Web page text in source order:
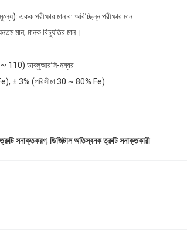
একক পরীক্ষার মান বা অবিচ্ছিন্ন পরীক্ষার মান
মান, মানক বিচ্যুতির মান।
110) ডাব্লুআরসি-নম্বর
± 3% (পরিসীমা 30 ~ 80% Fe)
সনাক্তকরণ, ডিজিটাল অতিস্বনক ত্রুটি সনাক্তকারী